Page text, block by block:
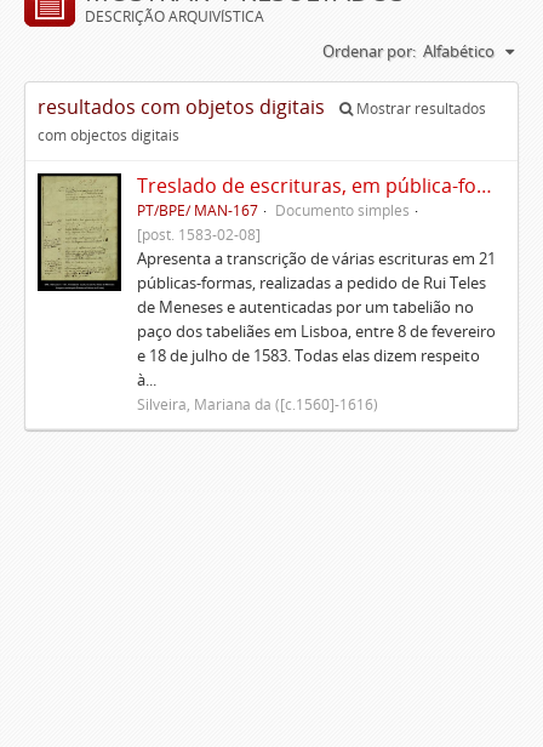
DESCRIÇÃO ARQUIVÍSTICA
Ordenar por: Alfabético
resultados com objetos digitais
Mostrar resultados
com objectos digitais
Treslado de escrituras, em pública-forma, de Rui Teles de Meneses
PT/BPE/ MAN-167
Documento simples
[post. 1583-02-08]
Apresenta a transcrição de várias escrituras em 21
públicas-formas, realizadas a pedido de Rui Teles
de Meneses e autenticadas por um tabelião no
paço dos tabeliães em Lisboa, entre 8 de fevereiro
e 18 de julho de 1583. Todas elas dizem respeito
à...
Silveira, Mariana da ([c.1560]-1616)